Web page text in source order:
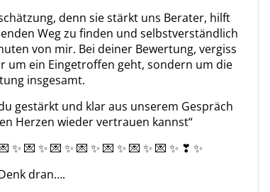
denn sie stärkt uns Berater, hilft
Weg zu finden und selbstverständlich
von mir. Bei deiner Bewertung, vergiss
um ein Eingetroffen geht, sondern um die
insgesamt.
gestärkt und klar aus unserem Gespräch
Herzen wieder vertrauen kannst“
✨ 💌 ✨ 💌 ✨ 💌 ✨ 💌 ✨ 💌 ✨ 💌 ✨ ❣ ✨
dran….